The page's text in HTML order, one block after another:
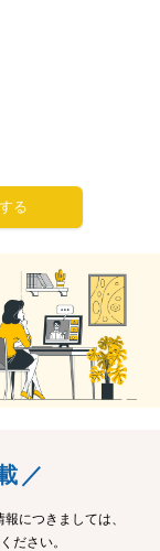
る
／
につきましては、
ださい。